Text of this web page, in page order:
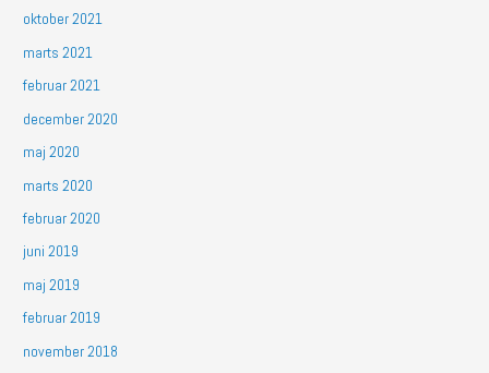
oktober 2021
marts 2021
februar 2021
december 2020
maj 2020
marts 2020
februar 2020
juni 2019
maj 2019
februar 2019
november 2018